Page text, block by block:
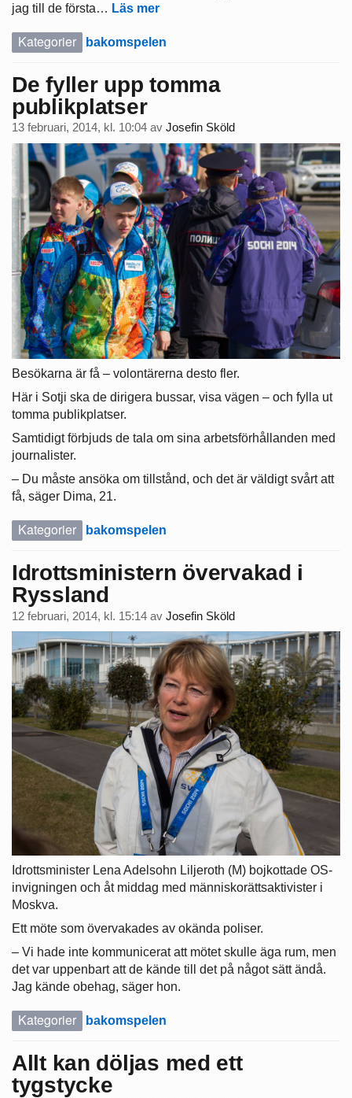
jag till de första… Läs mer
Kategorier bakomspelen
De fyller upp tomma
publikplatser
13 februari, 2014, kl. 10:04 av Josefin Sköld
Besökarna är få – volontärerna desto fler.
Här i Sotji ska de dirigera bussar, visa vägen – och fylla ut
tomma publikplatser.
Samtidigt förbjuds de tala om sina arbetsförhållanden med
journalister.
– Du måste ansöka om tillstånd, och det är väldigt svårt att
få, säger Dima, 21.
Kategorier bakomspelen
Idrottsministern övervakad i
Ryssland
12 februari, 2014, kl. 15:14 av Josefin Sköld
Idrottsminister Lena Adelsohn Liljeroth (M) bojkottade OS-
invigningen och åt middag med människorättsaktivister i
Moskva.
Ett möte som övervakades av okända poliser.
– Vi hade inte kommunicerat att mötet skulle äga rum, men
det var uppenbart att de kände till det på något sätt ändå.
Jag kände obehag, säger hon.
Kategorier bakomspelen
Allt kan döljas med ett
tygstycke